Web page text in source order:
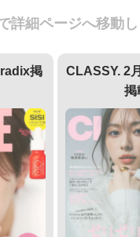
詳細ページへ移動
掲
CLASSY. 2
掲